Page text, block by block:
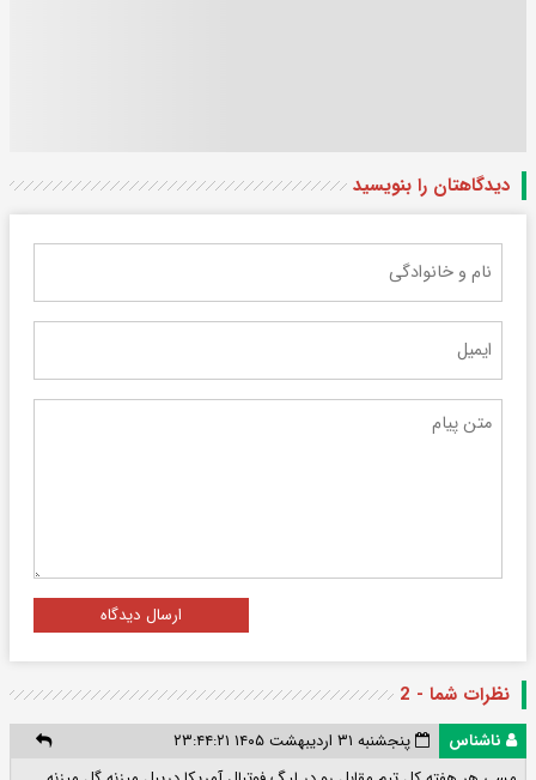
دیدگاهتان را بنویسید
ارسال دیدگاه
نظرات شما - 2
ناشناس
پنجشنبه ۳۱ اردیبهشت ۱۴۰۵ ۲۳:۴۴:۲۱